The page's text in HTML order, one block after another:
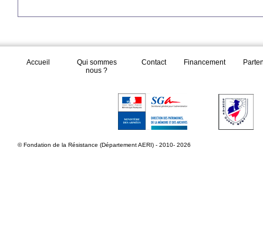
Accueil
Qui sommes
nous ?
Contact Financement
© Fondation de la Résistance (Département AERI) - 2010- 2026